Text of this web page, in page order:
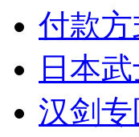
付款方
日本
汉剑专